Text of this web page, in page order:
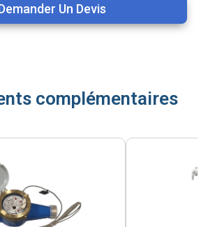
Un Devis
complémentaires